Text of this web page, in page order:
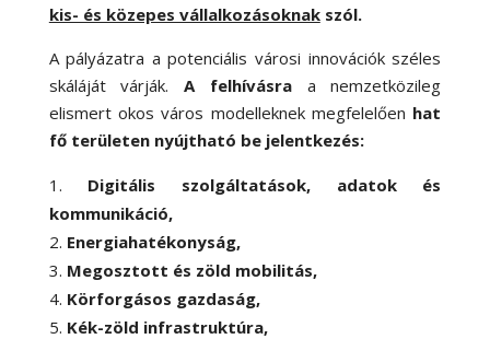
kis- és közepes vállalkozásoknakszól.
A pályázatra a potenciális városi innovációk széles
skáláját várják. A felhívásra a nemzetközileg
elismert okos város modelleknek megfelelően hat
fő területen nyújtható be jelentkezés:
Digitális szolgáltatások, adatok és
kommunikáció,
Energiahatékonyság,
Megosztott és zöld mobilitás,
Körforgásos gazdaság,
Kék-zöld infrastruktúra,